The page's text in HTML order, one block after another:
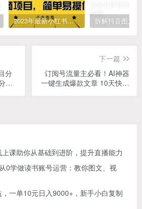
2023年最新小红书成人电商项目，简单易操作【详细教程】
分
享
下一篇
订阅号流量主必看！AI神器
一键生成爆款文章 10天快速
课助你从基础到进阶，提升直播能力
0学做读书账号运营：教你图文、视
一单10元日入9000+，新手小白复制